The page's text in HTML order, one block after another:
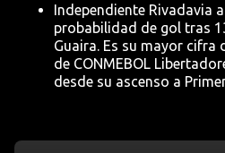
Independiente Rivadavia
probabilidad de gol tras
Guaira. Es su mayor cifra
de CONMEBOL
desde su ascenso a